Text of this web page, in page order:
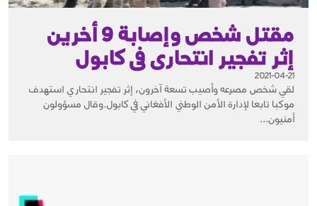
مقتل شخص وإصابة 9 أخرين
إثر تفجير انتحارى فى كابول
2021-04-21
لقي شخص مصرعه وأصيب تسعة آخرون، إثر تفجير انتحاري استهدف
موكبا تابعا لإدارة الأمن الوطني الأفغاني في كابول.وقال مسؤولون
أمنيون...